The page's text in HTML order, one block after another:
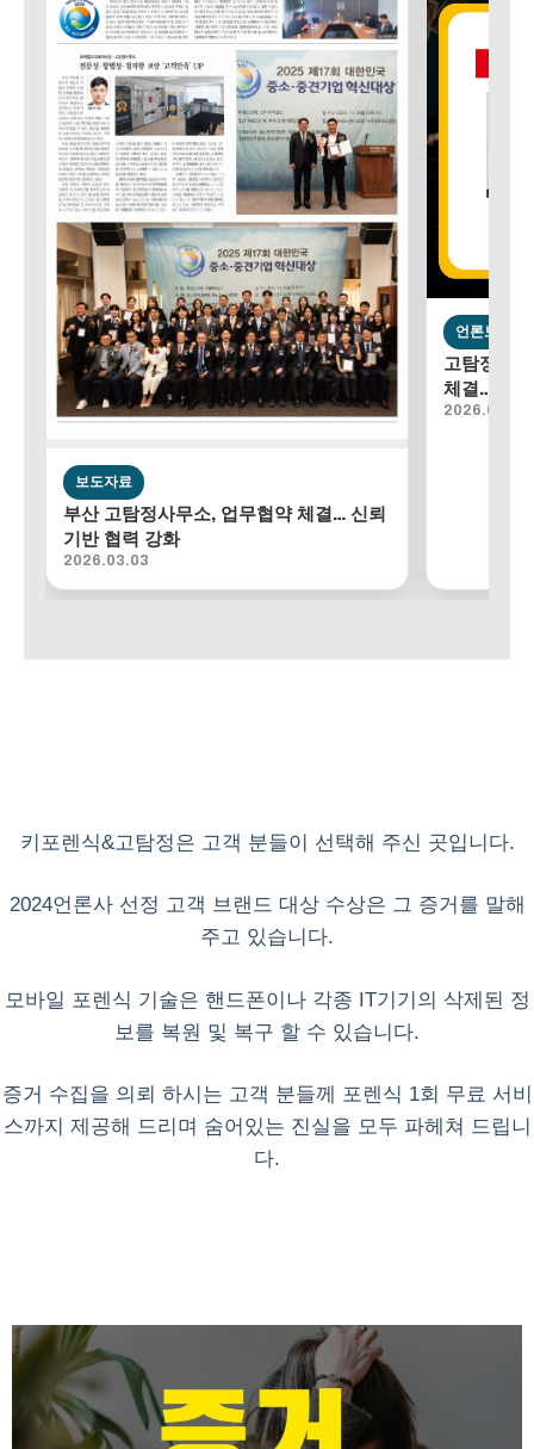
보도자료
부산 고탐정사무소, 업무협약 체결… 신뢰
기반 협력 강화
2026.03.03
언론보도
고탐정사
체결…조사
2026.02.18
키포렌식&고탐정은 고객 분들이 선택해 주신 곳입니다.
2024언론사 선정 고객 브랜드 대상 수상은 그 증거를 말해
주고 있습니다.
모바일 포렌식 기술은 핸드폰이나 각종 IT기기의 삭제된 정
보를 복원 및 복구 할 수 있습니다.
증거 수집을 의뢰 하시는 고객 분들께 포렌식 1회 무료 서비
스까지 제공해 드리며 숨어있는 진실을 모두 파헤쳐 드립니
다.